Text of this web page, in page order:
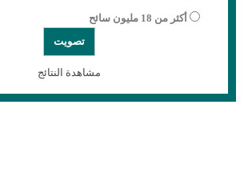
أكثر من 18 مليون سائح
مشاهدة النتائج